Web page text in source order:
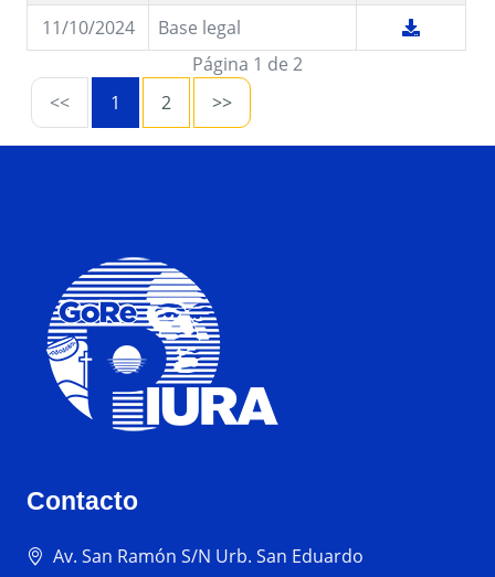
11/10/2024
Base legal
Página 1 de 2
<<
1 2 >>
Contacto
Av. San Ramón S/N Urb. San Eduardo